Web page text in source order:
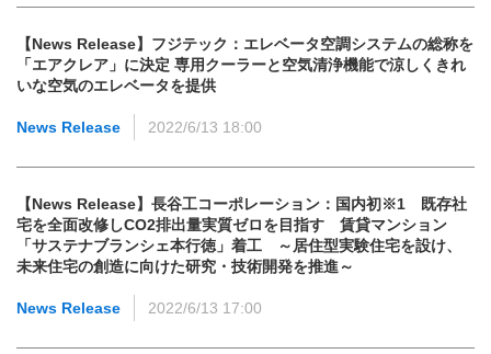
【News Release】フジテック：エレベータ空調システムの総称を
「エアクレア」に決定 専用クーラーと空気清浄機能で涼しくきれ
いな空気のエレベータを提供
News Release 2022/6/13 18:00
【News Release】長谷工コーポレーション：国内初※1 既存社
宅を全面改修しCO2排出量実質ゼロを目指す 賃貸マンション
「サステナブランシェ本行徳」着工 ～居住型実験住宅を設け、
未来住宅の創造に向けた研究・技術開発を推進～
News Release 2022/6/13 17:00